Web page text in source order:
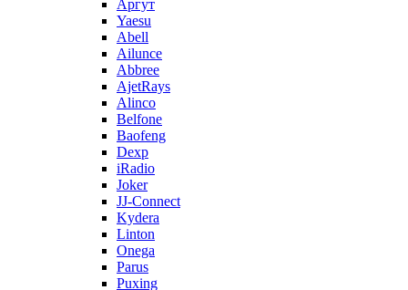
Аргут
Yaesu
Abell
Ailunce
Abbree
AjetRays
Alinco
Belfone
Baofeng
Dexp
iRadio
Joker
JJ-Connect
Kydera
Linton
Onega
Parus
Puxing